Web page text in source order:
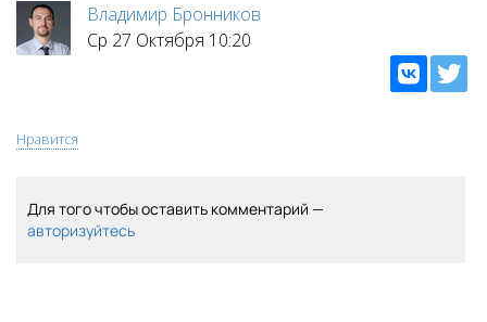
Владимир Бронников
Ср 27 Октября 10:20
Нравится
Для того чтобы оставить комментарий —
авторизуйтесь